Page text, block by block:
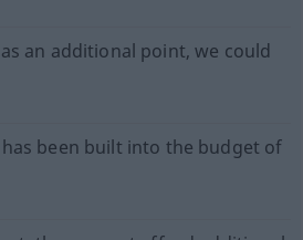
an additional point, we could
been built into the budget of